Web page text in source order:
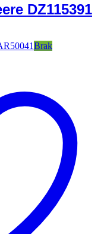
DZ115391
Brak